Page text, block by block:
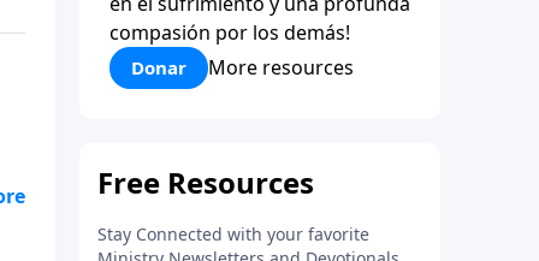
compasión por los demás!
Donar More resources